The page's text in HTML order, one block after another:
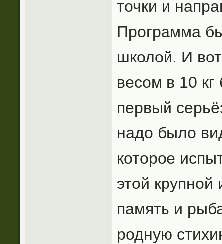
точки и
Программа
школой. И
весом в 10
первый
надо было
которое
этой
память и
родную